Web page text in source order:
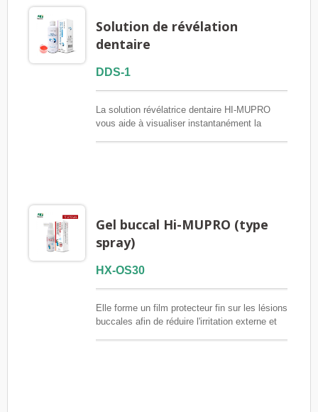
Solution de révélation
dentaire
DDS-1
La solution révélatrice dentaire HI-MUPRO
vous aide à visualiser instantanément la
Gel buccal Hi-MUPRO (type
spray)
HX-OS30
Elle forme un film protecteur fin sur les lésions
buccales afin de réduire l'irritation externe et